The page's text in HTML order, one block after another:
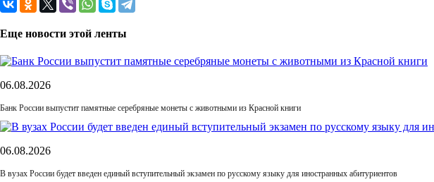
Еще новости этой ленты
06.08.2026
Банк России выпустит памятные серебряные монеты с животными из Красной книги
06.08.2026
В вузах России будет введен единый вступительный экзамен по русскому языку для иностранных абитуриентов